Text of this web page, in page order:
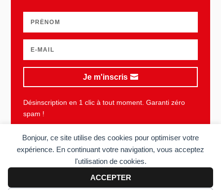
Bonjour, ce site utilise des cookies pour optimiser votre
expérience. En continuant votre navigation, vous acceptez
l'utilisation de cookies.
ACCEPTER
Je m'inscris
Désinscription en 1 clic à tout moment. Garanti zéro
spam !
Plan du site Mentions légales Vie privée
Copyright © 2006-2026 Sens du client. Tous droits réservés. Réalisé